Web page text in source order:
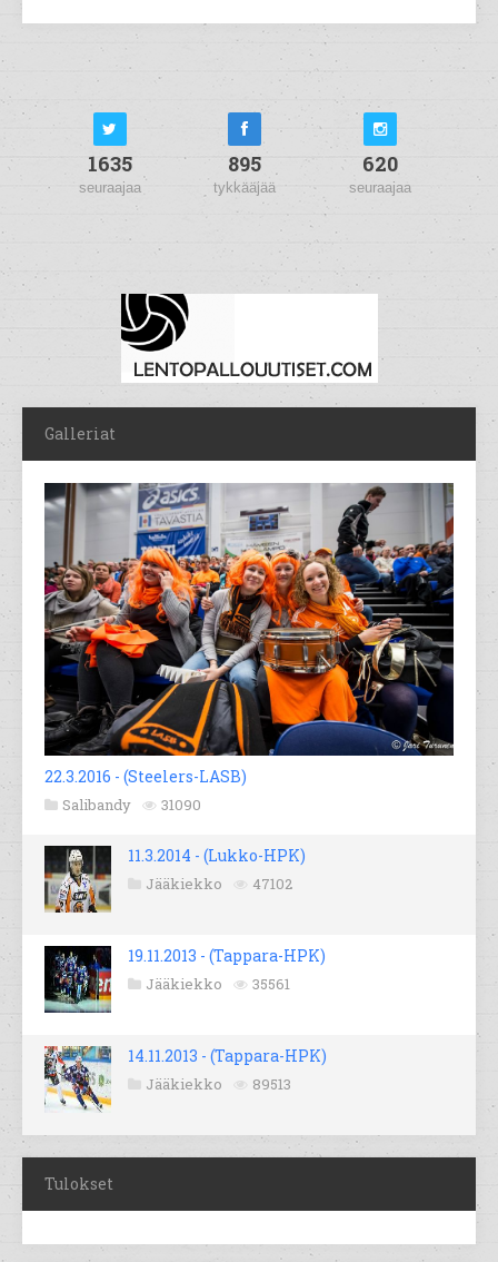
1635
seuraajaa
895
tykkääjää
620
seuraajaa
Galleriat
22.3.2016 - (Steelers-LASB)
Salibandy 31090
11.3.2014 - (Lukko-HPK)
Jääkiekko 47102
19.11.2013 - (Tappara-HPK)
Jääkiekko 35561
14.11.2013 - (Tappara-HPK)
Jääkiekko 89513
Tulokset